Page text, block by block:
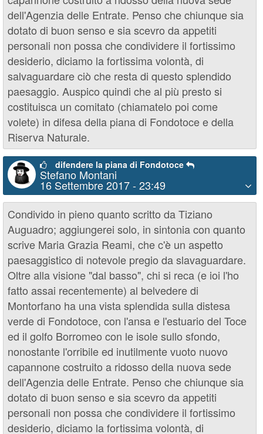
dell'Agenzia delle Entrate. Penso che chiunque sia
dotato di buon senso e sia scevro da appetiti
personali non possa che condividere il fortissimo
desiderio, diciamo la fortissima volontà, di
salvaguardare ciò che resta di questo splendido
paesaggio. Auspico quindi che al più presto si
costituisca un comitato (chiamatelo poi come
volete) in difesa della piana di Fondotoce e della
Riserva Naturale.
difendere la piana di Fondotoce
Stefano Montani
16 Settembre 2017 - 23:49
Condivido in pieno quanto scritto da Tiziano
Auguadro; aggiungerei solo, in sintonia con quanto
scrive Maria Grazia Reami, che c'è un aspetto
paesaggistico di notevole pregio da slavaguardare.
Oltre alla visione "dal basso", chi si reca (e ioi l'ho
fatto assai recentemente) al belvedere di
Montorfano ha una vista splendida sulla distesa
verde di Fondotoce, con l'ansa e l'estuario del Toce
ed il golfo Borromeo con le isole sullo sfondo,
nonostante l'orribile ed inutilmente vuoto nuovo
capannone costruito a ridosso della nuova sede
dell'Agenzia delle Entrate. Penso che chiunque sia
dotato di buon senso e sia scevro da appetiti
personali non possa che condividere il fortissimo
desiderio, diciamo la fortissima volontà, di